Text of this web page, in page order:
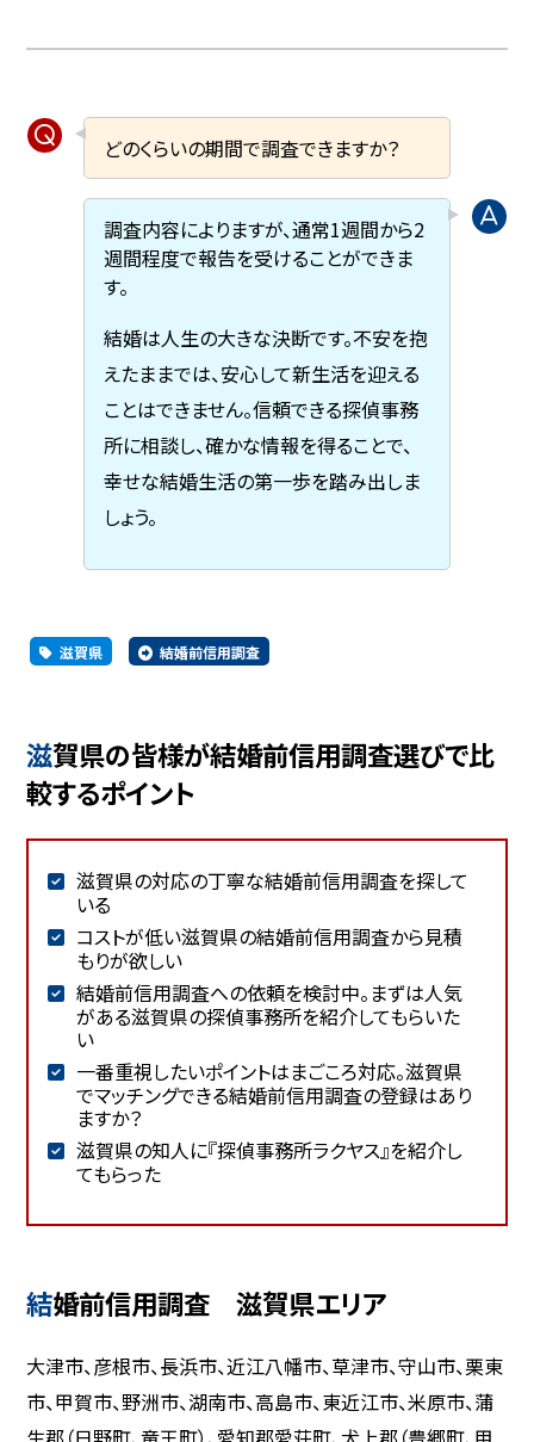
どのくらいの期間で調査できますか？
調査内容によりますが、通常1週間から2
週間程度で報告を受けることができま
す。
結婚は人生の大きな決断です。不安を抱
えたままでは、安心して新生活を迎える
ことはできません。信頼できる探偵事務
所に相談し、確かな情報を得ることで、
幸せな結婚生活の第一歩を踏み出しま
しょう。
滋賀県 結婚前信用調査
滋賀県の皆様が結婚前信用調査選びで比
較するポイント
滋賀県の対応の丁寧な結婚前信用調査を探して
いる
コストが低い滋賀県の結婚前信用調査から見積
もりが欲しい
結婚前信用調査への依頼を検討中。まずは人気
がある滋賀県の探偵事務所を紹介してもらいた
い
一番重視したいポイントはまごころ対応。滋賀県
でマッチングできる結婚前信用調査の登録はあり
ますか？
滋賀県の知人に『探偵事務所ラクヤス』を紹介し
てもらった
結婚前信用調査 滋賀県エリア
大津市、彦根市、長浜市、近江八幡市、草津市、守山市、栗東
市、甲賀市、野洲市、湖南市、高島市、東近江市、米原市、蒲